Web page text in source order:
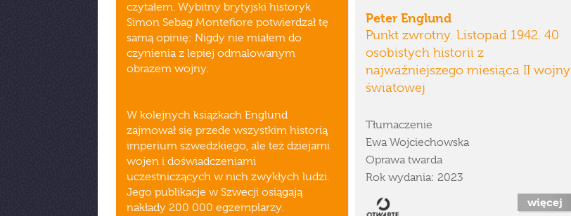
czytałem. Wybitny brytyjski historyk
Simon Sebag Montefiore potwierdzał tę
samą opinię: Nigdy nie miałem do
czynienia z lepiej odmalowanym
obrazem wojny.
W kolejnych książkach Englund
zajmował się przede wszystkim historią
imperium szwedzkiego, ale też dziejami
wojen i doświadczeniami
uczestniczących w nich zwykłych ludzi.
Jego publikacje w Szwecji osiągają
nakłady 200 000 egzemplarzy.
Peter Englund
Punkt zwrotny. Listopad 1942. 40
osobistych historii z
najważniejszego miesiąca II wojny
światowej
Tłumaczenie
Ewa Wojciechowska
Oprawa twarda
Rok wydania: 2023
więcej